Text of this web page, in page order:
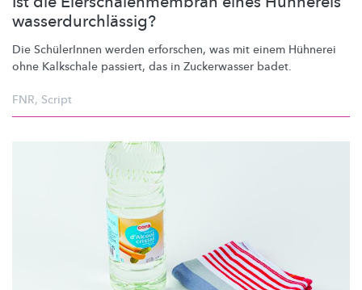
wasserdurchlässig?
Die SchülerInnen werden erforschen, was mit einem Hühnerei
ohne Kalkschale passiert, das in Zuckerwasser badet.
FNR, Script